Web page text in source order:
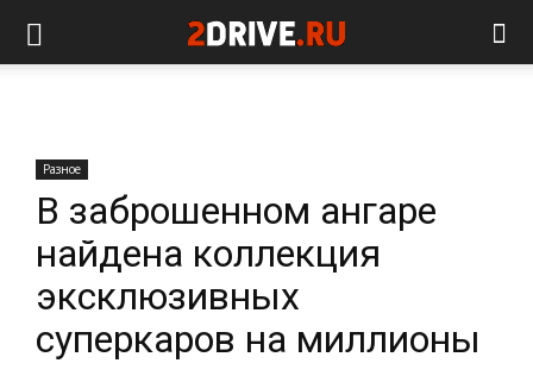
Разное
В заброшенном ангаре
найдена коллекция
эксклюзивных
суперкаров на миллионы